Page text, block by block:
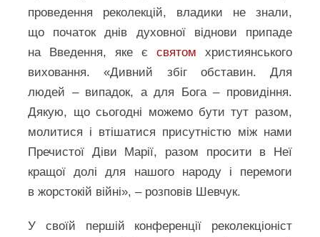
проведення реколекцій, владики не знали,
що початок днів духовної віднови припаде
на Введення, яке є святом християнського
виховання. «Дивний збіг обставин. Для
людей – випадок, а для Бога – провидіння.
Дякую, що сьогодні можемо бути тут разом,
молитися і втішатися присутністю між нами
Пречистої Діви Марії, разом просити в Неї
кращої долі для нашого народу і перемоги
в жорстокій війні», – розповів Шевчук.
У своїй першій конференції реколекціоніст